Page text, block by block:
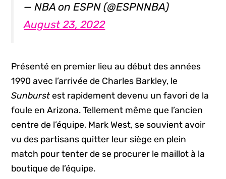
— NBA on ESPN (@ESPNNBA)
August 23, 2022
Présenté en premier lieu au début des années
1990 avec l’arrivée de Charles Barkley, le
Sunburstest rapidement devenu un favori de la
foule en Arizona. Tellement même que l’ancien
centre de l’équipe, Mark West, se souvient avoir
vu des partisans quitter leur siège en plein
match pour tenter de se procurer le maillot à la
boutique de l’équipe.